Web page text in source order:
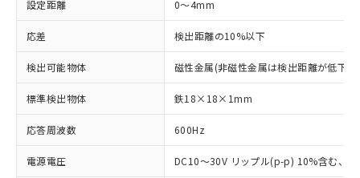
設定距離 0～4mm
応差 検出距離の10%以下
検出可能物体 磁性金属(非磁性金属は検出距離が低下し
標準検出物体 鉄18×18×1mm
応答周波数 600Hz
電源電圧 DC10～30V リップル(p-p) 10%含む、